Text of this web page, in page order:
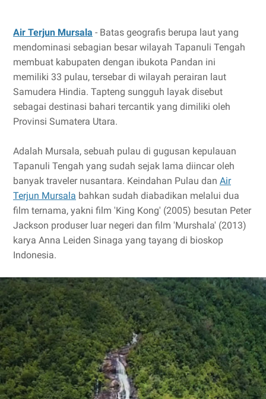
Air Terjun Mursala - Batas geografis berupa laut yang
mendominasi sebagian besar wilayah Tapanuli Tengah
membuat kabupaten dengan ibukota Pandan ini
memiliki 33 pulau, tersebar di wilayah perairan laut
Samudera Hindia. Tapteng sungguh layak disebut
sebagai destinasi bahari tercantik yang dimiliki oleh
Provinsi Sumatera Utara.
Adalah Mursala, sebuah pulau di gugusan kepulauan
Tapanuli Tengah yang sudah sejak lama diincar oleh
banyak traveler nusantara. Keindahan Pulau dan Air
Terjun Mursala bahkan sudah diabadikan melalui dua
film ternama, yakni film 'King Kong' (2005) besutan Peter
Jackson produser luar negeri dan film 'Murshala' (2013)
karya Anna Leiden Sinaga yang tayang di bioskop
Indonesia.